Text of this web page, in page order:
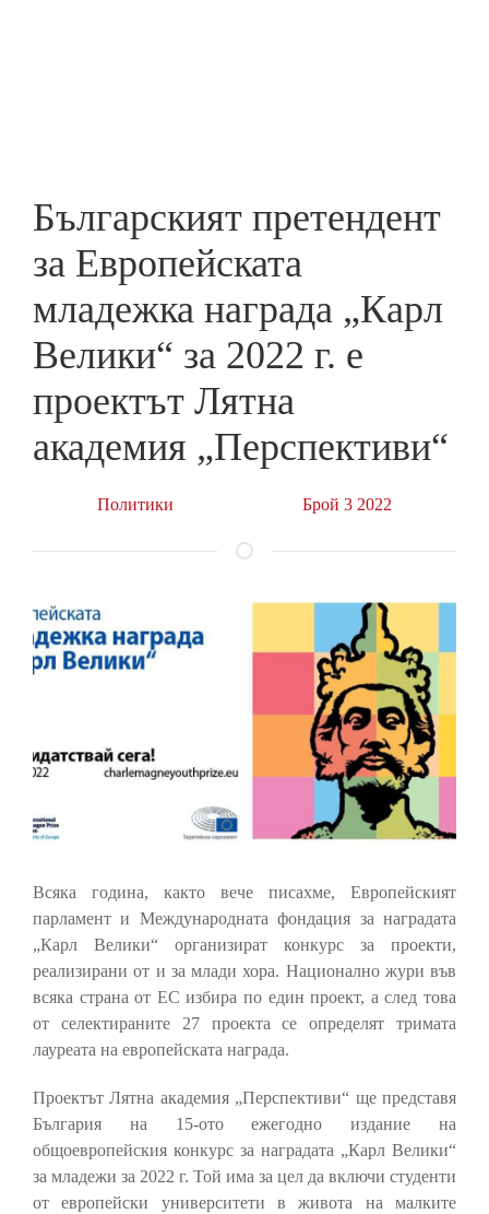
Българският претендент
за Европейската
младежка награда „Карл
Велики“ за 2022 г. е
проектът Лятна
академия „Перспективи“
Политики Брой 3 2022
Всяка година, както вече писахме, Европейският
парламент и Международната фондация за наградата
„Карл Велики“ организират конкурс за проекти,
реализирани от и за млади хора. Национално жури във
всяка страна от ЕС избира по един проект, а след това
от селектираните 27 проекта се определят тримата
лауреата на европейската награда.
Проектът Лятна академия „Перспективи“ ще представя
България на 15-ото ежегодно издание на
общоевропейския конкурс за наградата „Карл Велики“
за младежи за 2022 г. Той има за цел да включи студенти
от европейски университети в живота на малките